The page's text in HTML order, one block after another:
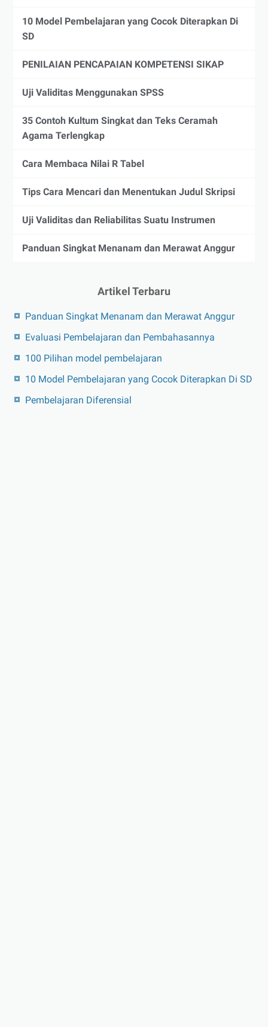
10 Model Pembelajaran yang Cocok Diterapkan Di
SD
PENILAIAN PENCAPAIAN KOMPETENSI SIKAP
Uji Validitas Menggunakan SPSS
35 Contoh Kultum Singkat dan Teks Ceramah
Agama Terlengkap
Cara Membaca Nilai R Tabel
Tips Cara Mencari dan Menentukan Judul Skripsi
Uji Validitas dan Reliabilitas Suatu Instrumen
Panduan Singkat Menanam dan Merawat Anggur
Artikel Terbaru
Panduan Singkat Menanam dan Merawat Anggur
Evaluasi Pembelajaran dan Pembahasannya
100 Pilihan model pembelajaran
10 Model Pembelajaran yang Cocok Diterapkan Di SD
Pembelajaran Diferensial